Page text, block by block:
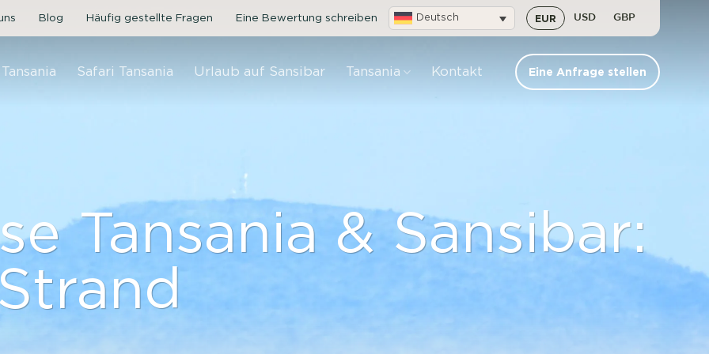
Blog Häufig gestellte Fragen Eine Bewertung schreiben Deutsch EUR USD GBP
Safari Tansania Urlaub auf Sansibar Tansania Kontakt Eine Anfrage stellen
Tansania & Sansibar: